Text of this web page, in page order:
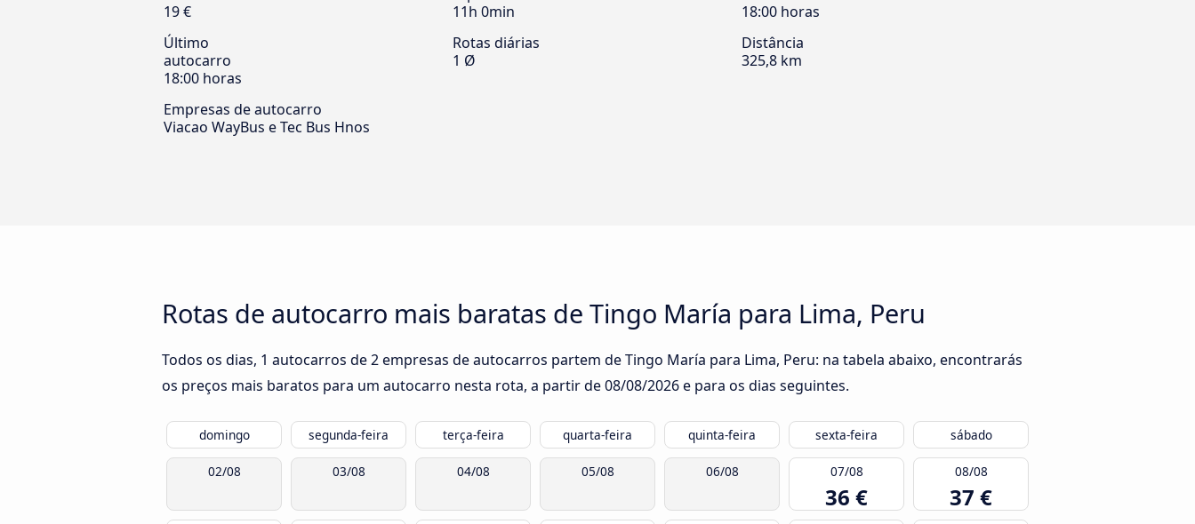
19 €
11h 0min
18:00 horas
Último
autocarro
18:00 horas
Rotas diárias
1 Ø
Distância
325,8 km
Empresas de autocarro
Viacao WayBus e Tec Bus Hnos
Rotas de autocarro mais baratas de Tingo María para Lima, Peru
Todos os dias, 1 autocarros de 2 empresas de autocarros partem de Tingo María para Lima, Peru: na tabela abaixo, encontrarás
os preços mais baratos para um autocarro nesta rota, a partir de08/08/2026e para os dias seguintes.
domingo segunda-feira terça-feira quarta-feira quinta-feira sexta-feira sábado
02/08 03/08 04/08 05/08 06/08 07/08
36 €
08/08
37 €